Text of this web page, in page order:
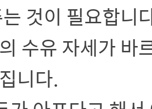
것이 필요합니
수유 자세가 바
니다.